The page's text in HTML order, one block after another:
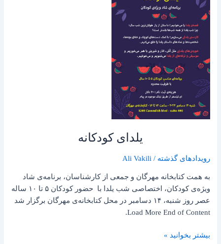
یلدای کودکانه
رویدادهای گذشته /
Ali Vakili
به همت کتابخانه مهرگان و جمعی از کارشناسان، برنامه‌ی شاد
ویژه‌ی کودکان، اختصاصی شب یلدا با حضور کودکان ۵ تا ۱۰ ساله
عصر روز شنبه، ۱۴ دسامبر در محل کتابخانه‌ی مهرگان برگزار شد
Load More End of Content.
بیشتر بخوانید »